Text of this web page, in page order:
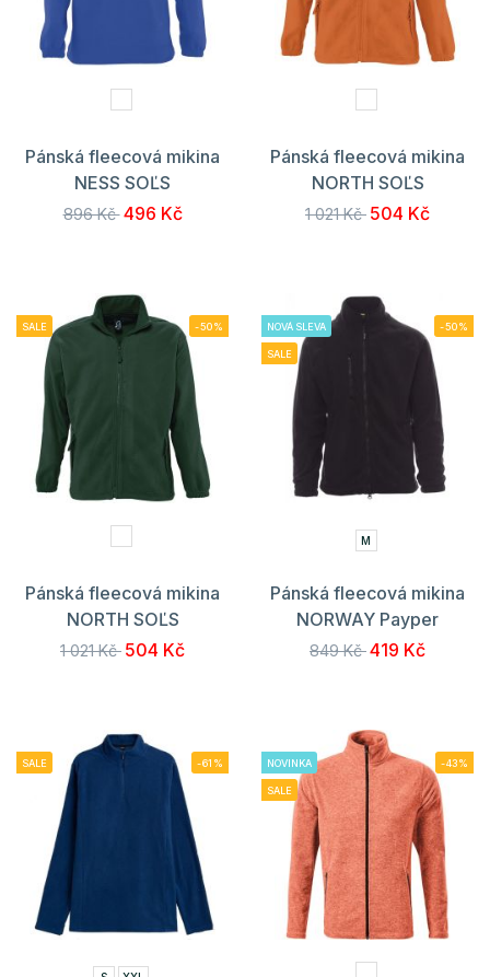
Pánská fleecová mikina
NESS SOĽS
896 Kč 496 Kč
Pánská fleecová mikina
NORTH SOĽS
1 021 Kč 504 Kč
SALE -50%
Pánská fleecová mikina
NORTH SOĽS
1 021 Kč 504 Kč
NOVÁ SLEVA
SALE
-50%
M
Pánská fleecová mikina
NORWAY Payper
849 Kč419 Kč
SALE -61% NOVINKA
SALE
-43%